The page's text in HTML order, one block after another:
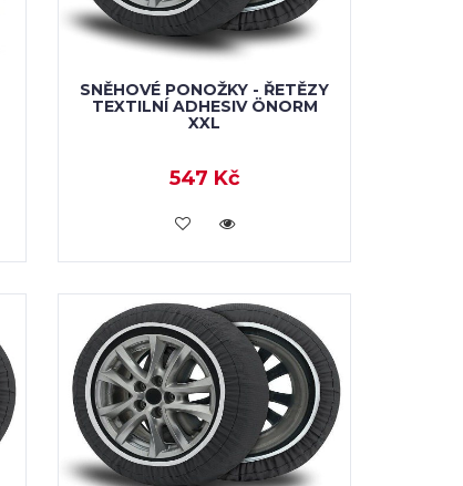
SNĚHOVÉ PONOŽKY - ŘETĚZY
TEXTILNÍ ADHESIV ÖNORM
XXL
547 Kč
VLOŽIT DO KOŠÍKU